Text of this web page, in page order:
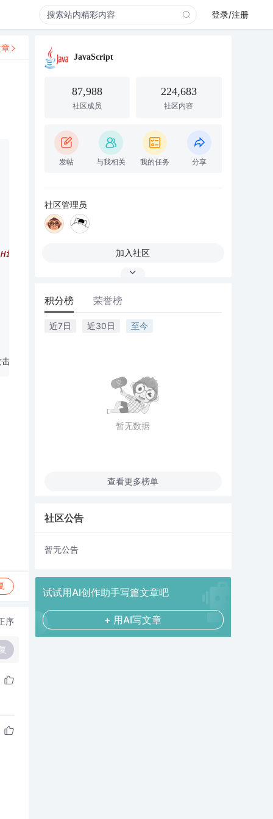
登录/注册
</a>
序
JavaScript
87,988
社区成员
224,683
社区内容
发帖 与我相关 我的任务 分享
社区管理员
加入社区
积分榜 荣誉榜
近7日 近30日 至今
暂无数据
查看更多榜单
社区公告
暂无公告
试试用AI创作助手写篇文章吧
+ 用AI写文章